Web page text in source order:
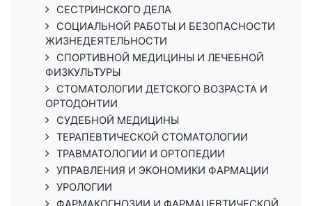
СЕСТРИНСКОГО ДЕЛА
СОЦИАЛЬНОЙ РАБОТЫ И БЕЗОПАСНОСТИ
ЖИЗНЕДЕЯТЕЛЬНОСТИ
СПОРТИВНОЙ МЕДИЦИНЫ И ЛЕЧЕБНОЙ
ФИЗКУЛЬТУРЫ
СТОМАТОЛОГИИ ДЕТСКОГО ВОЗРАСТА И
ОРТОДОНТИИ
СУДЕБНОЙ МЕДИЦИНЫ
ТЕРАПЕВТИЧЕСКОЙ СТОМАТОЛОГИИ
ТРАВМАТОЛОГИИ И ОРТОПЕДИИ
УПРАВЛЕНИЯ И ЭКОНОМИКИ ФАРМАЦИИ
УРОЛОГИИ